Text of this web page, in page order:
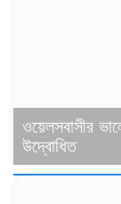
ওয়েলসবাসীর
উদ্বোধিত